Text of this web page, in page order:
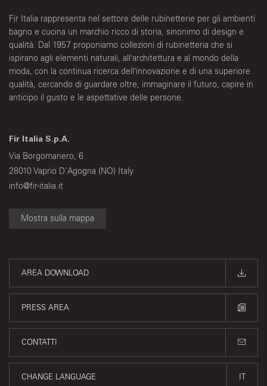
Fir Italia rappresenta nel settore delle rubinetterie per gli ambienti
bagno e cucina un marchio ricco di storia, sinonimo di design e
qualità. Dal 1957 proponiamo collezioni di rubinetteria che si
ispirano agli elementi naturali, all’architettura e al mondo della
moda, con la continua ricerca dell’innovazione e di una superiore
qualità, cercando di guardare oltre, immaginare il futuro, capire in
anticipo il gusto e le aspettative delle persone.
Fir Italia S.p.A.
Via Borgomanero, 6
28010 Vaprio D'Agogna (NO) Italy
info@fir-italia.it
Mostra sulla mappa
AREA DOWNLOAD
PRESS AREA
CONTATTI
CHANGE LANGUAGE IT